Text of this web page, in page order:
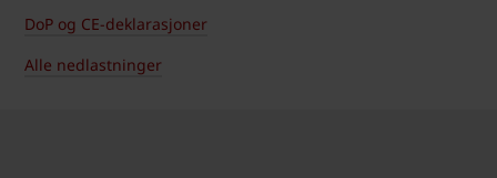
DoP og CE-deklarasjoner
Alle nedlastninger